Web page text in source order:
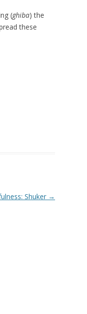
(ghiba) the
these
Shuker →